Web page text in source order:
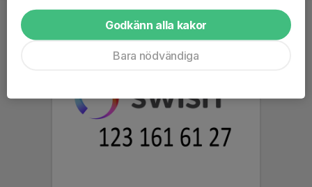
Godkänn alla kakor
Bara nödvändiga